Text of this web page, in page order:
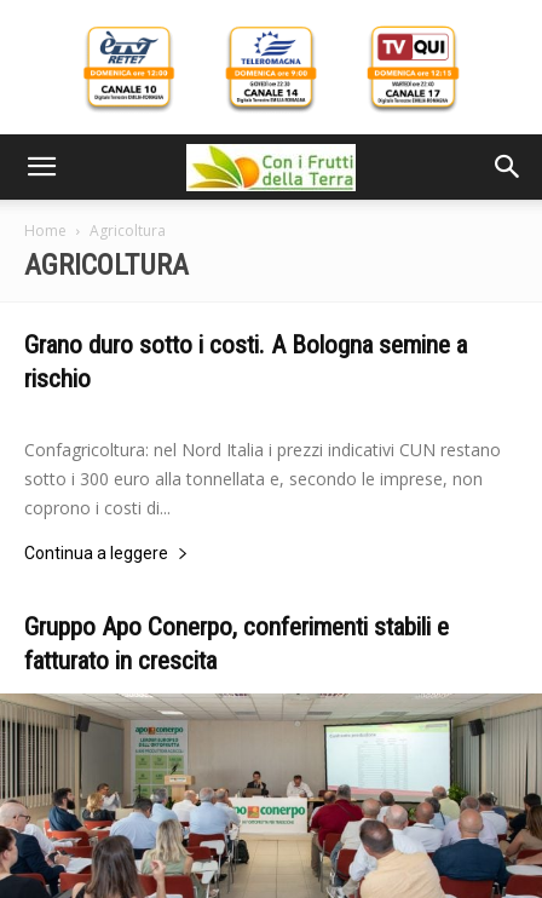
Home Agricoltura
AGRICOLTURA
Grano duro sotto i costi. A Bologna semine a
rischio
Elisabetta Gori
Confagricoltura: nel Nord Italia i prezzi indicativi CUN restano
sotto i 300 euro alla tonnellata e, secondo le imprese, non
coprono i costi di...
Continua a leggere
Gruppo Apo Conerpo, conferimenti stabili e
fatturato in crescita